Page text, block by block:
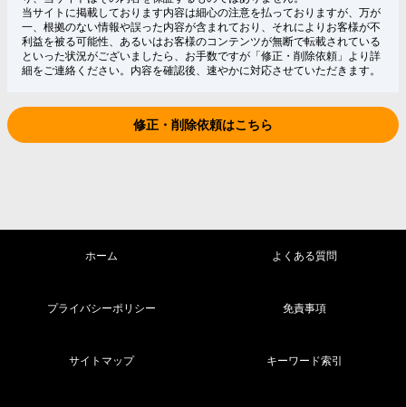
当サイトに掲載しております内容は細心の注意を払っておりますが、万が
一、根拠のない情報や誤った内容が含まれており、それによりお客様が不
利益を被る可能性、あるいはお客様のコンテンツが無断で転載されている
といった状況がございましたら、お手数ですが「修正・削除依頼」より詳
細をご連絡ください。内容を確認後、速やかに対応させていただきます。
修正・削除依頼はこちら
ホーム よくある質問
プライバシーポリシー 免責事項
サイトマップ キーワード索引